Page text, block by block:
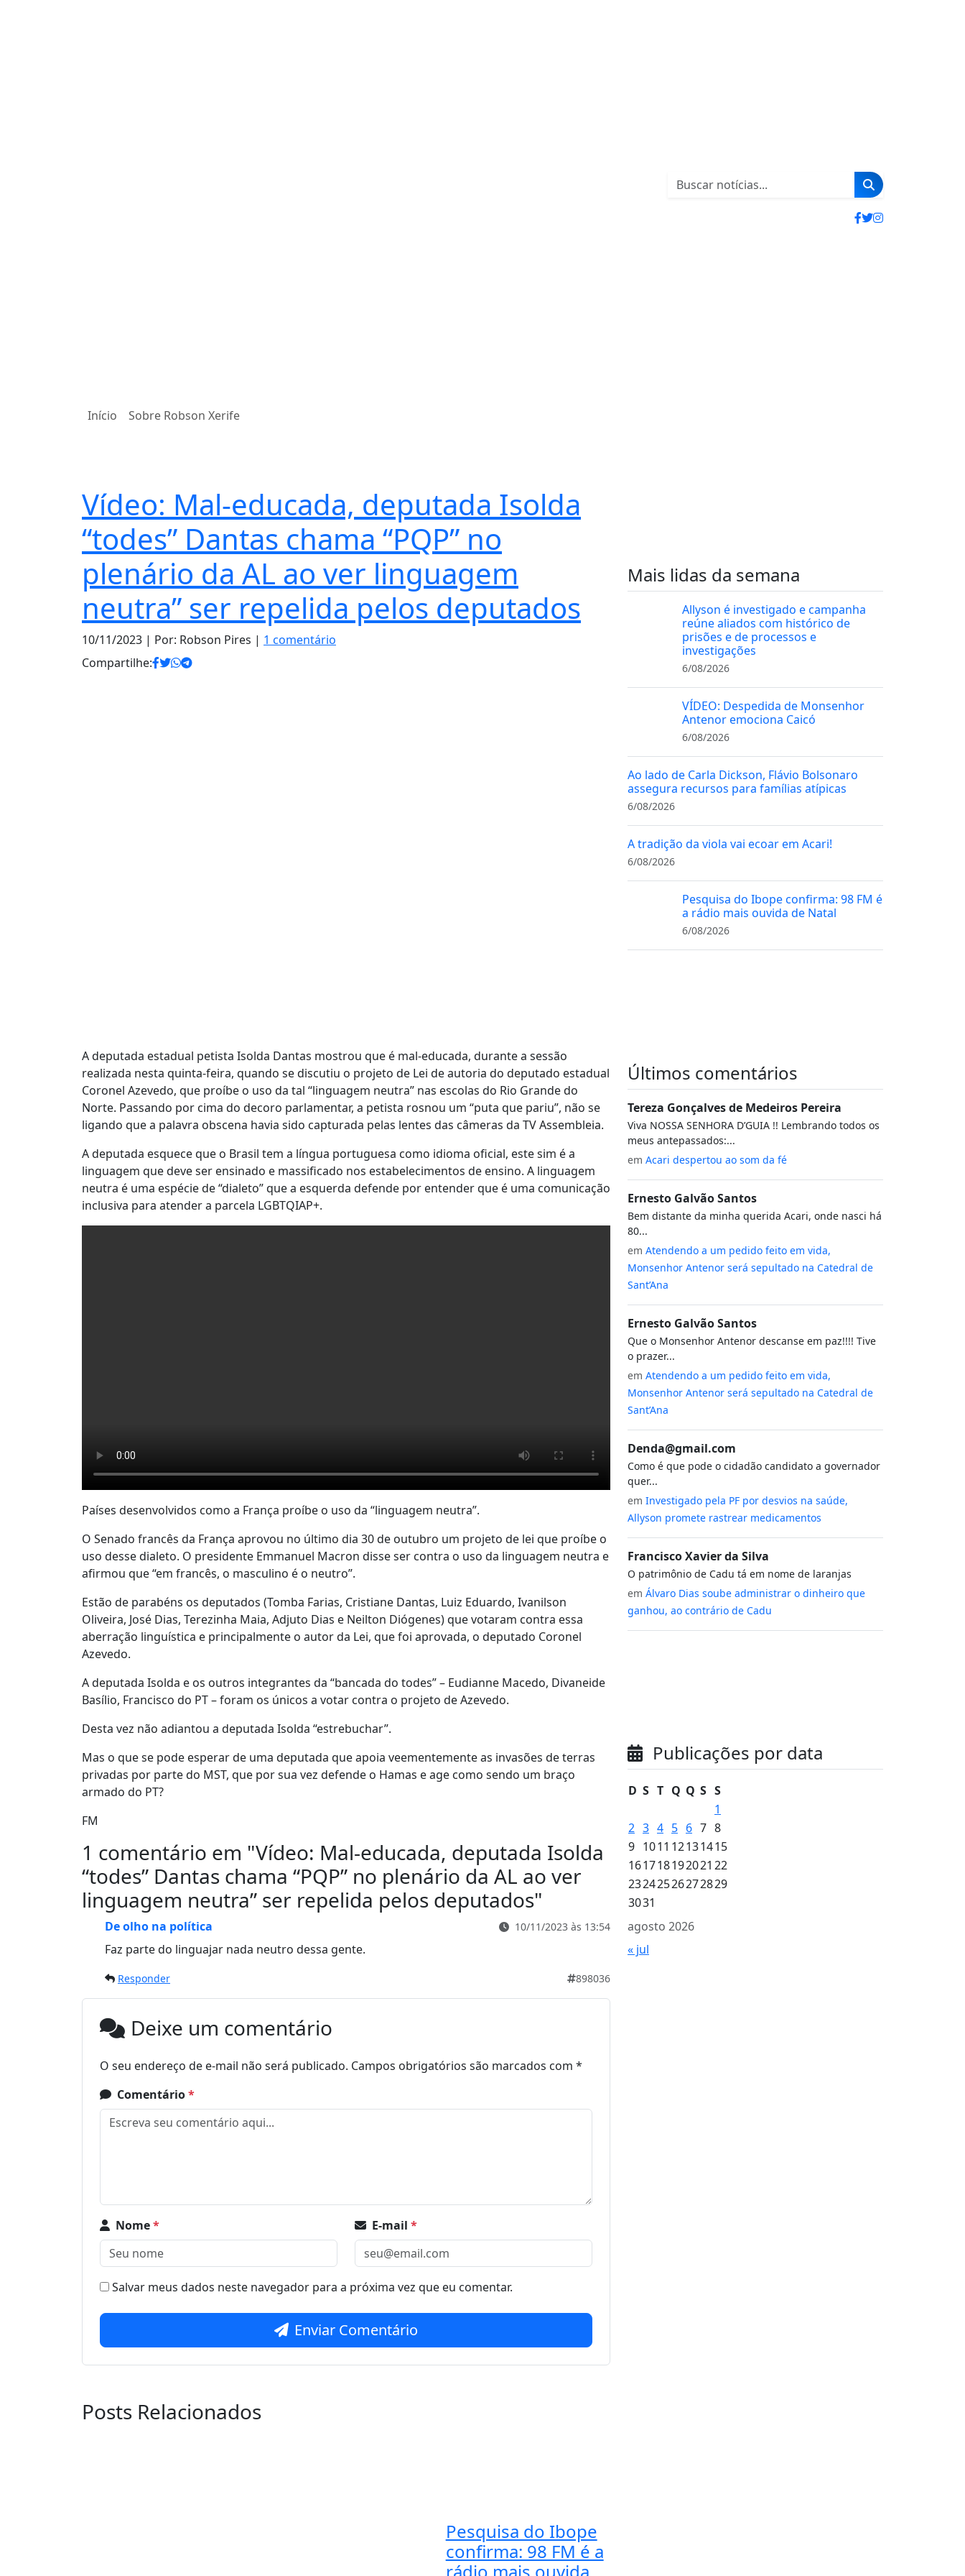
Início Sobre Robson Xerife
Vídeo: Mal-educada, deputada Isolda
“todes” Dantas chama “PQP” no
plenário da AL ao ver linguagem
neutra” ser repelida pelos deputados
10/11/2023 | Por: Robson Pires | 1 comentário
Compartilhe:
A deputada estadual petista Isolda Dantas mostrou que é mal-educada, durante a sessão
realizada nesta quinta-feira, quando se discutiu o projeto de Lei de autoria do deputado estadual
Coronel Azevedo, que proíbe o uso da tal “linguagem neutra” nas escolas do Rio Grande do
Norte. Passando por cima do decoro parlamentar, a petista rosnou um “puta que pariu”, não se
ligando que a palavra obscena havia sido capturada pelas lentes das câmeras da TV Assembleia.
A deputada esquece que o Brasil tem a língua portuguesa como idioma oficial, este sim é a
linguagem que deve ser ensinado e massificado nos estabelecimentos de ensino. A linguagem
neutra é uma espécie de “dialeto” que a esquerda defende por entender que é uma comunicação
inclusiva para atender a parcela LGBTQIAP+.
Países desenvolvidos como a França proíbe o uso da “linguagem neutra”.
O Senado francês da França aprovou no último dia 30 de outubro um projeto de lei que proíbe o
uso desse dialeto. O presidente Emmanuel Macron disse ser contra o uso da linguagem neutra e
afirmou que “em francês, o masculino é o neutro”.
Estão de parabéns os deputados (Tomba Farias, Cristiane Dantas, Luiz Eduardo, Ivanilson
Oliveira, José Dias, Terezinha Maia, Adjuto Dias e Neilton Diógenes) que votaram contra essa
aberração linguística e principalmente o autor da Lei, que foi aprovada, o deputado Coronel
Azevedo.
A deputada Isolda e os outros integrantes da “bancada do todes” – Eudianne Macedo, Divaneide
Basílio, Francisco do PT – foram os únicos a votar contra o projeto de Azevedo.
Desta vez não adiantou a deputada Isolda “estrebuchar”.
Mas o que se pode esperar de uma deputada que apoia veementemente as invasões de terras
privadas por parte do MST, que por sua vez defende o Hamas e age como sendo um braço
armado do PT?
FM
1 comentário em "Vídeo: Mal-educada, deputada Isolda
“todes” Dantas chama “PQP” no plenário da AL ao ver
linguagem neutra” ser repelida pelos deputados"
De olho na política 10/11/2023 às 13:54
Faz parte do linguajar nada neutro dessa gente.
Responder 898036
Deixe um comentário
O seu endereço de e-mail não será publicado. Campos obrigatórios são marcados com *
Comentário*
Nome* E-mail *
Salvar meus dados neste navegador para a próxima vez que eu comentar.
Enviar Comentário
Posts Relacionados
Pesquisa do Ibope
confirma: 98 FM é a
Mais lidas da semana
Allyson é investigado e campanha
reúne aliados com histórico de
prisões e de processos e
investigações
6/08/2026
VÍDEO: Despedida de Monsenhor
Antenor emociona Caicó
6/08/2026
Ao lado de Carla Dickson, Flávio Bolsonaro
assegura recursos para famílias atípicas
6/08/2026
A tradição da viola vai ecoar em Acari!
6/08/2026
Pesquisa do Ibope confirma: 98 FM é
a rádio mais ouvida de Natal
6/08/2026
Últimos comentários
Tereza Gonçalves de Medeiros Pereira
Viva NOSSA SENHORA D’GUIA !! Lembrando todos os
meus antepassados:...
em Acari despertou ao som da fé
Ernesto Galvão Santos
Bem distante da minha querida Acari, onde nasci há
80...
em Atendendo a um pedido feito em vida,
Monsenhor Antenor será sepultado na Catedral de
Sant’Ana
Ernesto Galvão Santos
Que o Monsenhor Antenor descanse em paz!!!! Tive
o prazer...
em Atendendo a um pedido feito em vida,
Monsenhor Antenor será sepultado na Catedral de
Sant’Ana
Denda@gmail.com
Como é que pode o cidadão candidato a governador
quer...
em Investigado pela PF por desvios na saúde,
Allyson promete rastrear medicamentos
Francisco Xavier da Silva
O patrimônio de Cadu tá em nome de laranjas
em Álvaro Dias soube administrar o dinheiro que
ganhou, ao contrário de Cadu
Publicações por data
agosto 2026
D S T Q Q S S
1
2 3 4 5 6 7 8
9 1011 12131415
161718192021 22
23242526272829
3031
« jul